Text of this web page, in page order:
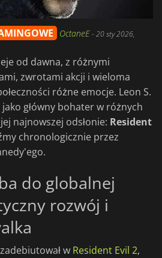
OctaneE-20 sty 2026,
od dawna, z różnymi
zwrotami akcji i wieloma
różne emocje. Leon S.
główny bohater w różnych
najnowszej odsłonie: Resident
chronologicznie przez
do globalnej
rozwój i
w Resident Evil 2,